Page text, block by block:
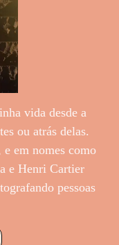
vida desde a
ou atrás delas.
em nomes como
e Henri Cartier
pessoas